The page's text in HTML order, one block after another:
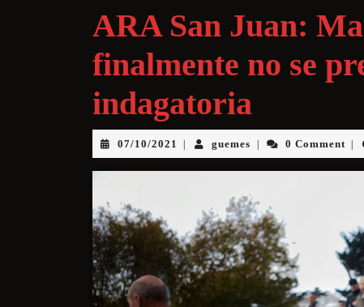
ARA San Juan:
finalmente no se
indagatoria
07/10/2021 guemes 0 Comment